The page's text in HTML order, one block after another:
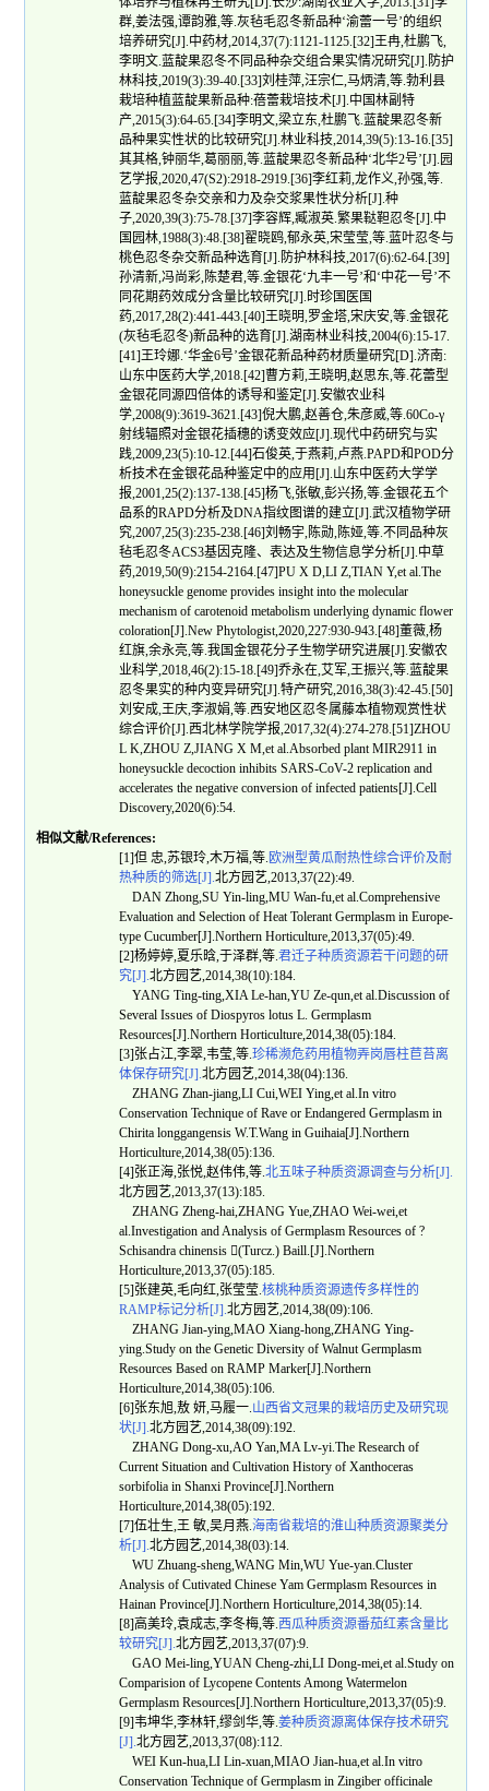
群,姜法强,谭韵雅,等.灰毡毛忍冬新品种‘渝蕾一号’的组织
培养研究[J].中药材,2014,37(7):1121-1125.[32]王冉,杜鹏飞,
李明文.蓝靛果忍冬不同品种杂交组合果实情况研究[J].防护
林科技,2019(3):39-40.[33]刘桂萍,汪宗仁,马炳清,等.勃利县
栽培种植蓝靛果新品种:蓓蕾栽培技术[J].中国林副特
产,2015(3):64-65.[34]李明文,梁立东,杜鹏飞.蓝靛果忍冬新
品种果实性状的比较研究[J].林业科技,2014,39(5):13-16.[35]
其其格,钟丽华,葛丽丽,等.蓝靛果忍冬新品种‘北华2号’[J].园
艺学报,2020,47(S2):2918-2919.[36]李红莉,龙作义,孙强,等.
蓝靛果忍冬杂交亲和力及杂交浆果性状分析[J].种
子,2020,39(3):75-78.[37]李容辉,臧淑英.繁果鞑靼忍冬[J].中
国园林,1988(3):48.[38]翟晓鸥,郁永英,宋莹莹,等.蓝叶忍冬与
桃色忍冬杂交新品种选育[J].防护林科技,2017(6):62-64.[39]
孙清新,冯尚彩,陈楚君,等.金银花‘九丰一号’和‘中花一号’不
同花期药效成分含量比较研究[J].时珍国医国
药,2017,28(2):441-443.[40]王晓明,罗金塔,宋庆安,等.金银花
(灰毡毛忍冬)新品种的选育[J].湖南林业科技,2004(6):15-17.
[41]王玲娜.‘华金6号’金银花新品种药材质量研究[D].济南:
山东中医药大学,2018.[42]曹方莉,王晓明,赵思东,等.花蕾型
金银花同源四倍体的诱导和鉴定[J].安徽农业科
学,2008(9):3619-3621.[43]倪大鹏,赵善仓,朱彦威,等.60Co-γ
射线辐照对金银花插穗的诱变效应[J].现代中药研究与实
践,2009,23(5):10-12.[44]石俊英,于燕莉,卢燕.PAPD和POD分
析技术在金银花品种鉴定中的应用[J].山东中医药大学学
报,2001,25(2):137-138.[45]杨飞,张敏,彭兴扬,等.金银花五个
品系的RAPD分析及DNA指纹图谱的建立[J].武汉植物学研
究,2007,25(3):235-238.[46]刘畅宇,陈勋,陈娅,等.不同品种灰
毡毛忍冬ACS3基因克隆、表达及生物信息学分析[J].中草
药,2019,50(9):2154-2164.[47]PU X D,LI Z,TIAN Y,et al.The
honeysuckle genome provides insight into the molecular
mechanism of carotenoid metabolism underlying dynamic flower
coloration[J].New Phytologist,2020,227:930-943.[48]董薇,杨
红旗,余永亮,等.我国金银花分子生物学研究进展[J].安徽农
业科学,2018,46(2):15-18.[49]乔永在,艾军,王振兴,等.蓝靛果
忍冬果实的种内变异研究[J].特产研究,2016,38(3):42-45.[50]
刘安成,王庆,李淑娟,等.西安地区忍冬属藤本植物观赏性状
综合评价[J].西北林学院学报,2017,32(4):274-278.[51]ZHOU
L K,ZHOU Z,JIANG X M,et al.Absorbed plant MIR2911 in
honeysuckle decoction inhibits SARS-CoV-2 replication and
accelerates the negative conversion of infected patients[J].Cell
Discovery,2020(6):54.
相似文献/References:
[1]但 忠,苏银玲,木万福,等. 欧洲型黄瓜耐热性综合评价及耐
热种质的筛选[J].北方园艺,2013,37(22):49.
DAN Zhong,SU Yin-ling,MU Wan-fu,et al.Comprehensive
Evaluation and Selection of Heat Tolerant Germplasm in Europe-
type Cucumber[J].Northern Horticulture,2013,37(05):49.
[2]杨婷婷,夏乐晗,于泽群,等.君迁子种质资源若干问题的研
究[J].北方园艺,2014,38(10):184.
YANG Ting-ting,XIA Le-han,YU Ze-qun,et al.Discussion of
Several Issues of Diospyros lotus L. Germplasm
Resources[J].Northern Horticulture,2014,38(05):184.
[3]张占江,李翠,韦莹,等.珍稀濒危药用植物弄岗唇柱苣苔离
体保存研究[J].北方园艺,2014,38(04):136.
ZHANG Zhan-jiang,LI Cui,WEI Ying,et al.In vitro
Conservation Technique of Rave or Endangered Germplasm in
Chirita longgangensis W.T.Wang in Guihaia[J].Northern
Horticulture,2014,38(05):136.
[4]张正海,张悦,赵伟伟,等.北五味子种质资源调查与分析[J].
北方园艺,2013,37(13):185.
ZHANG Zheng-hai,ZHANG Yue,ZHAO Wei-wei,et
al.Investigation and Analysis of Germplasm Resources of ?
Schisandra chinensis (Turcz.) Baill.[J].Northern
Horticulture,2013,37(05):185.
[5]张建英,毛向红,张莹莹.核桃种质资源遗传多样性的
RAMP标记分析[J].北方园艺,2014,38(09):106.
ZHANG Jian-ying,MAO Xiang-hong,ZHANG Ying-
ying.Study on the Genetic Diversity of Walnut Germplasm
Resources Based on RAMP Marker[J].Northern
Horticulture,2014,38(05):106.
[6]张东旭,敖 妍,马履一.山西省文冠果的栽培历史及研究现
状[J].北方园艺,2014,38(09):192.
ZHANG Dong-xu,AO Yan,MA Lv-yi.The Research of
Current Situation and Cultivation History of Xanthoceras
sorbifolia in Shanxi Province[J].Northern
Horticulture,2014,38(05):192.
[7]伍壮生,王 敏,吴月燕.海南省栽培的淮山种质资源聚类分
析[J].北方园艺,2014,38(03):14.
WU Zhuang-sheng,WANG Min,WU Yue-yan.Cluster
Analysis of Cutivated Chinese Yam Germplasm Resources in
Hainan Province[J].Northern Horticulture,2014,38(05):14.
[8]高美玲,袁成志,李冬梅,等.西瓜种质资源番茄红素含量比
较研究[J].北方园艺,2013,37(07):9.
GAO Mei-ling,YUAN Cheng-zhi,LI Dong-mei,et al.Study on
Comparision of Lycopene Contents Among Watermelon
Germplasm Resources[J].Northern Horticulture,2013,37(05):9.
[9]韦坤华,李林轩,缪剑华,等.姜种质资源离体保存技术研究
[J].北方园艺,2013,37(08):112.
WEI Kun-hua,LI Lin-xuan,MIAO Jian-hua,et al.In vitro
Conservation Technique of Germplasm in Zingiber officinale